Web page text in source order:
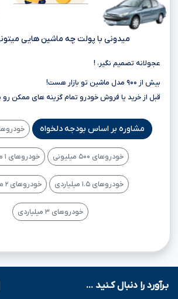
میدونی با پولت چه ماشین هایی
عجولانه تصمیم نگیر، !
بیش از ۹۰۰ مدل ماشین تو بازار هست!
قبل از خرید یا فروش خودرو تمام گزینه های ممکن
مشاوره بر اساس بودجه دلخواه خودروهای ۲۵۰
خودروهای ۵۰۰ میلیونی خودروهای ۱ میلیاردی
خودروهای ۱.۵ میلیاردی خودروهای ۲ میلیاردی
خودروهای ۳ میلیاردی
بـرآورد را دنبال کـنید ...